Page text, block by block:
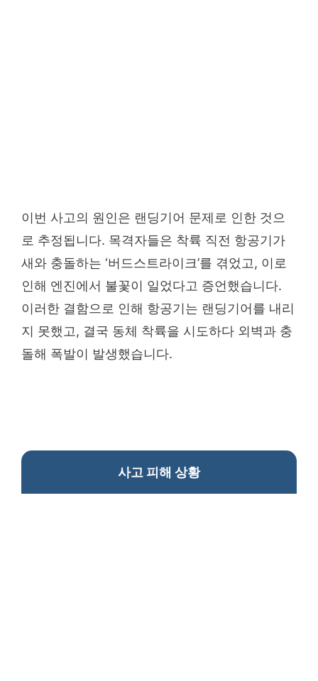
이번 사고의 원인은 랜딩기어 문제로 인한 것으
로 추정됩니다. 목격자들은 착륙 직전 항공기가
새와 충돌하는 ‘버드스트라이크’를 겪었고, 이로
인해 엔진에서 불꽃이 일었다고 증언했습니다.
이러한 결함으로 인해 항공기는 랜딩기어를 내리
지 못했고, 결국 동체 착륙을 시도하다 외벽과 충
돌해 폭발이 발생했습니다.
사고 피해 상황